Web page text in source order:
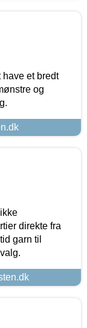
have et bredt
og
direkte fra
garn til